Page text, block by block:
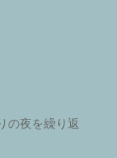
の夜を繰り返